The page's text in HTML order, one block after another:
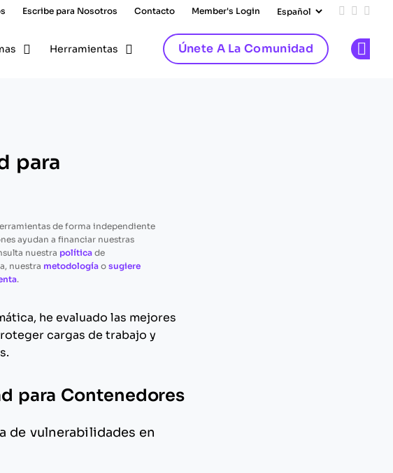
Escribe para Nosotros Contacto Member's Login Add us
Follow
Herramientas Únete A La Comunidad
para
de forma independiente
ayudan a financiar nuestras
nuestra políticade
nuestra metodologíao sugiere
.
he evaluado las mejores
cargas de trabajo y
para Contenedores
de vulnerabilidades en